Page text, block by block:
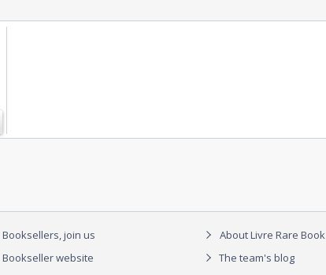
Booksellers, join us
Bookseller website
About Livre Rare Book
The team's blog